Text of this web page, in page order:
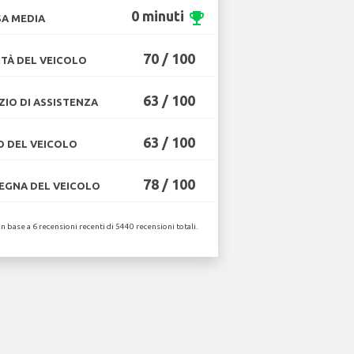
MEDIA 0 minuti emoji_events
DEL VEICOLO 70 / 100
DI ASSISTENZA 63 / 100
DEL VEICOLO 63 / 100
DEL VEICOLO 78 / 100
base a 6 recensioni recenti di 5440 recensioni totali.